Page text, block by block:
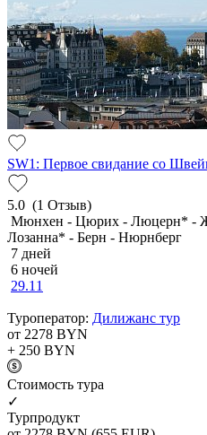
SW1: Первое свидание со
5.0 (1 Отзыв)
Мюнхен - Цюрих - Люцерн* -
Лозанна* - Берн - Нюрнберг
7 дней
6 ночей
29.11
Туроператор: Дилижанс тур
от 2278 BYN
+ 250 BYN
Cтоимость тура
✓
Турпродукт